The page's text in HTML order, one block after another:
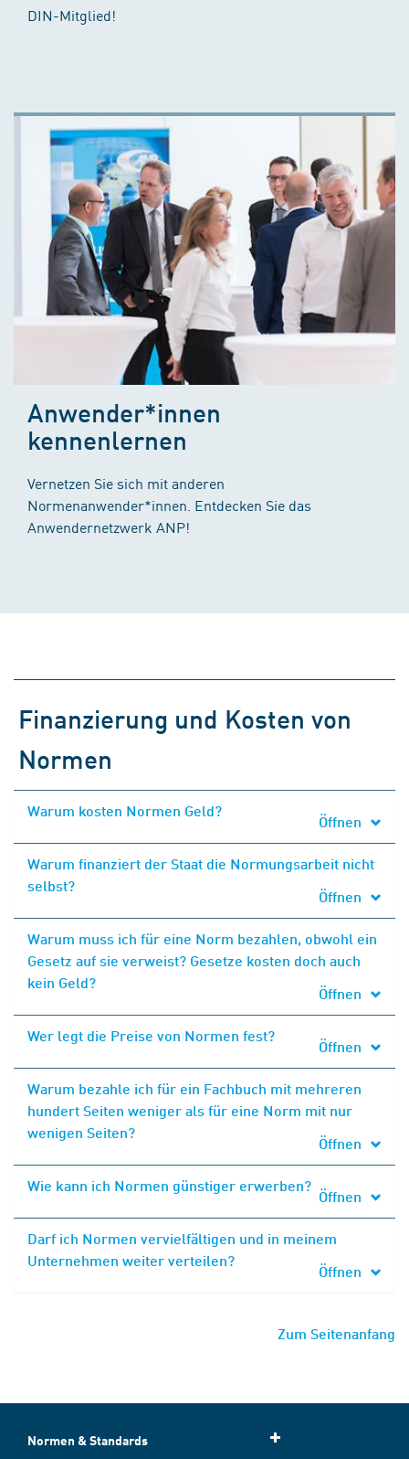
DIN-Mitglied!
Anwender*innen
kennenlernen
Vernetzen Sie sich mit anderen
Normenanwender*innen. Entdecken Sie das
Anwendernetzwerk ANP!
Finanzierung und Kosten von
Normen
Warum kosten Normen Geld?
Öffnen
Warum finanziert der Staat die Normungsarbeit nicht
selbst?
Öffnen
Warum muss ich für eine Norm bezahlen, obwohl ein
Gesetz auf sie verweist? Gesetze kosten doch auch
kein Geld?
Öffnen
Wer legt die Preise von Normen fest?
Öffnen
Warum bezahle ich für ein Fachbuch mit mehreren
hundert Seiten weniger als für eine Norm mit nur
wenigen Seiten?
Öffnen
Wie kann ich Normen günstiger erwerben?
Öffnen
Darf ich Normen vervielfältigen und in meinem
Unternehmen weiter verteilen?
Öffnen
Zum Seitenanfang
Normen & Standards